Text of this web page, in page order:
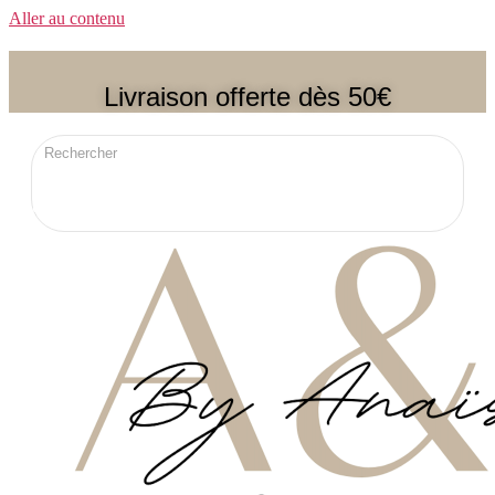
Aller au contenu
Livraison offerte dès 50€